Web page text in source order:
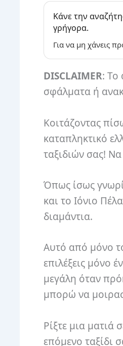
Κάνε την
γρήγορα.
Για να μη χάνεις
DISCLAIMER: Το
σφάλματα ή
Κοιτάζοντας
καταπληκτικό
ταξιδιών σας! Να
Όπως ίσως
και το Ιόνιο
διαμάντια.
Αυτό από μόνο
επιλέξεις μόνο
μεγάλη όταν
μπορώ να
Ρίξτε μια
επόμενο ταξίδι